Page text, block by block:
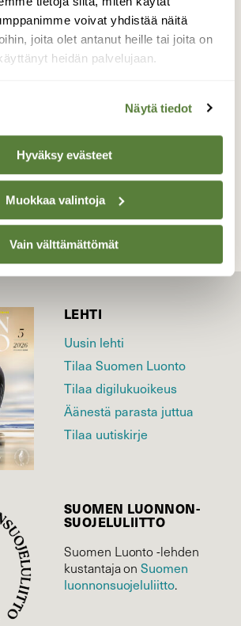
voivat yhdistää näitä
joita olet antanut heille tai joita on
heidän palvelujaan.
Näytä tiedot
Hyväksy evästeet
Muokkaa valintoja
Vain välttämättömät
lenteli
pilvisellä säällä. Pysähtyi
ja jatkoi taas lentoaan.
TAKAISIN LISTAAN
LEHTI
Uusin lehti
Tilaa Suomen Luonto
Tilaa digilukuoikeus
Äänestä parasta juttua
Tilaa uutiskirje
SUOMEN LUONNON­
SUOJELU­LIITTO
Suomen Luonto -lehden
kustantaja onSuomen
luonnonsuojelu­liitto.